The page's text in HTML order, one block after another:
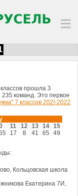
прошла 3
235 команд. Это первое
7 классов 202!-2022
11 12 13 14
15
17 8 41 65
49
Кольцовская школа
Екатерина 7И,